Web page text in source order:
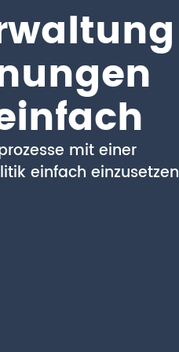
mit einer
einfach einzusetzen